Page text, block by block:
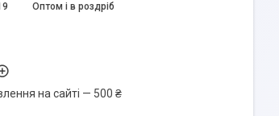
Оптом і в роздріб
на сайті — 500 ₴